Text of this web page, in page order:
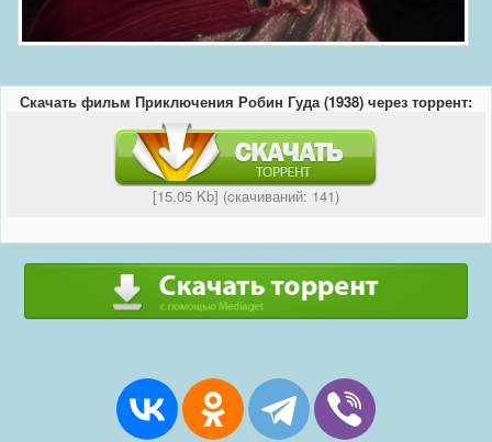
Скачать фильм Приключения Робин Гуда (1938) через торрент:
[15,05 Kb] (cкачиваний: 141)